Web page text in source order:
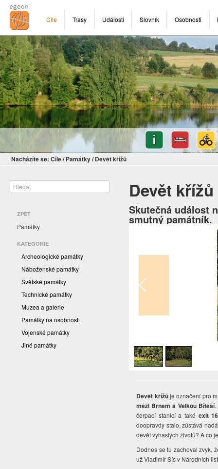
Cíle Trasy Události Slovník Osobnosti
Nacházíte se: Cíle/ Památky/ Devět křížů
ZPĚT
Památky
KATEGORIE
Archeologické památky
Náboženské památky
Světské památky
Technické památky
Muzea a galerie
Památky na osobnosti
Vojenské památky
Jiné památky
Devět křížů
Skutečná událost
smutný památník.
Devět křížůje označení pro
mezi Brnem a Velkou Bíteší.
čerpací stanicí a také exit
doopravdy stalo, zůstává
devět vyhaslých životů? A co
Dodnes se tu zachoval zvyk,
už Vladimír Sís v Národních